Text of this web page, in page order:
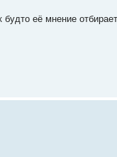
её мнение